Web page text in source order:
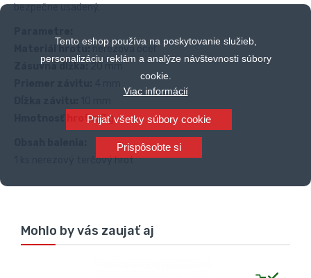
Tento eshop používa na poskytovanie služieb,
personalizáciu reklám a analýze návštevnosti súbory
cookie.
Viac informácií
Prijať všetky súbory cookie
Prispôsobte si
bezpečne usadený.
nerezová oceľ
Zásuvná dĺžka:
Hmotnosť hrotu:7 g
1 ks nerezový terčový hrot
Mohlo by vás zaujať aj